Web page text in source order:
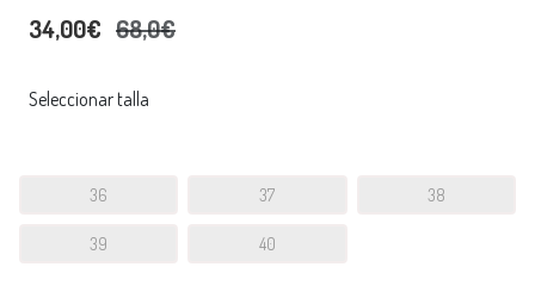
34,00€ 68,0€
Seleccionar talla
36 37 38
39 40